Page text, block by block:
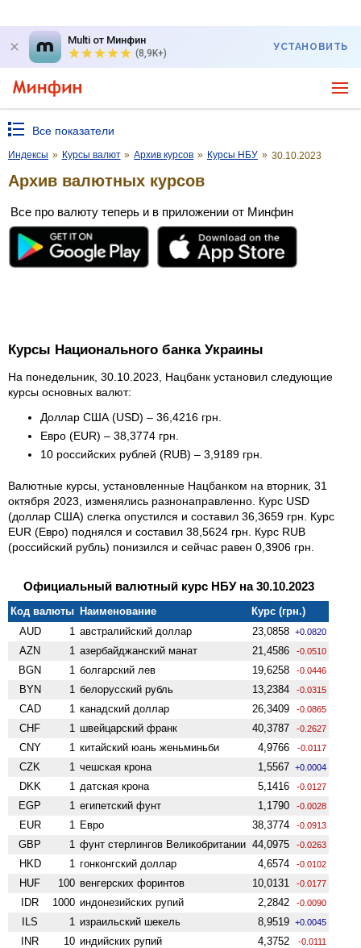
Multi от Минфин
(8,9K+)
УСТАНОВИТЬ
Все показатели
Индексы » Курсы валют » Архив курсов » Курсы НБУ » 30.10.2023
Архив валютных курсов
Все про валюту теперь и в приложении от Минфин
Курсы Национального банка Украины
На понедельник, 30.10.2023, Нацбанк установил следующие
курсы основных валют:
Доллар США (USD) – 36,4216 грн.
Евро (EUR) – 38,3774 грн.
10 российских рублей (RUB) – 3,9189 грн.
Валютные курсы, установленные Нацбанком на вторник, 31
октября 2023, изменялись разнонаправленно. Курс USD
(доллар США) слегка опустился и составил 36,3659 грн. Курс
EUR (Евро) поднялся и составил 38,5624 грн. Курс RUB
(российский рубль) понизился и сейчас равен 0,3906 грн.
Официальный валютный курс НБУ на 30.10.2023
Код валюты Наименование
Курс (грн.)
AUD
1 австралийский доллар 23,0858 +0.0820
AZN 1 азербайджанский манат 21,4586 -0.0510
BGN 1 болгарский лев 19,6258 -0.0446
BYN 1 белорусский рубль 13,2384 -0.0315
CAD 1 канадский доллар 26,3409 -0.0865
CHF 1 швейцарский франк 40,3787 -0.2627
CNY 1 китайский юань женьминьби 4,9766 -0.0117
CZK 1 чешская крона 1,5567 +0.0004
DKK 1 датская крона 5,1416 -0.0127
EGP 1 египетский фунт 1,1790 -0.0028
EUR 1 Евро 38,3774 -0.0913
GBP 1 фунт стерлингов Велико­британии 44,0975 -0.0263
HKD 1 гонконгский доллар 4,6574 -0.0102
HUF 100 венгерских форинтов 10,0131 -0.0177
IDR 1000 индонезийских рупий 2,2842 -0.0090
ILS 1 израильский шекель 8,9519 +0.0045
INR 10 индийских рупий 4,3752 -0.0111